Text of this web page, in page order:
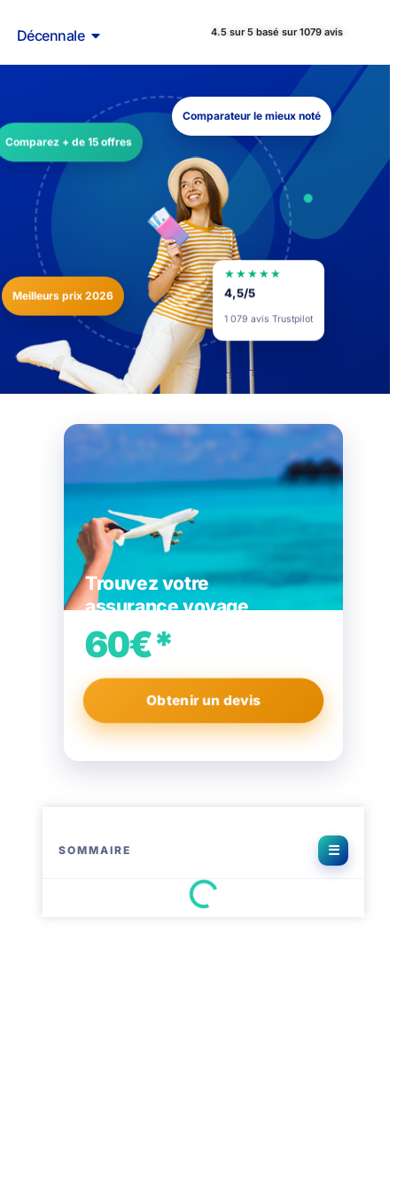
Décennale 4.5 sur 5 basé sur 1079 avis
Comparez + de 15 offres
Meilleurs prix 2026
Comparateur le mieux noté
★★★★★
4,5/5
1 079 avis Trustpilot
SOMMAIRE
Trouvez votre
assurance voyage
60€*
Obtenir un devis
Gratuit · 2 min · sans engagement